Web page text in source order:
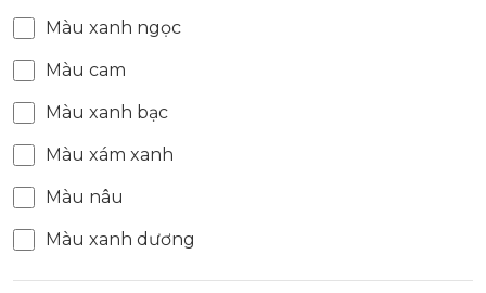
Màu xanh ngọc
Màu cam
Màu xanh bạc
Màu xám xanh
Màu nâu
Màu xanh dương